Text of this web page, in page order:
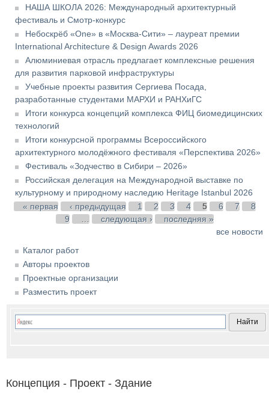
НАША ШКОЛА 2026: Международный архитектурный
фестиваль и Смотр-конкурс
Небоскрёб «One» в «Москва-Сити» – лауреат премии
International Architecture & Design Awards 2026
Алюминиевая отрасль предлагает комплексные решения
для развития парковой инфраструктуры
Учебные проекты развития Сергиева Посада,
разработанные студентами МАРХИ и РАНХиГС
Итоги конкурса концепций комплекса ФИЦ биомедицинских
технологий
Итоги конкурсной программы Всероссийского
архитектурного молодёжного фестиваля «Перспектива 2026»
Фестиваль «Зодчество в Сибири – 2026»
Российская делегация на Международной выставке по
культурному и природному наследию Heritage Istanbul 2026
Страницы
« первая ‹ предыдущая 1 2 3 4 5 6 7
8
9
… следующая ›
последняя »
все новости
Каталог работ
Авторы проектов
Проектные организации
Разместить проект
Концепция - Проект - Здание